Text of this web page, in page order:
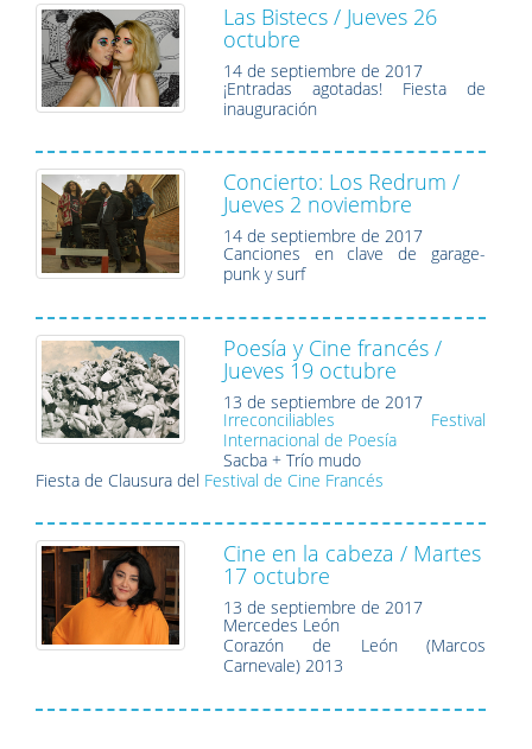
Las Bistecs / Jueves 26
octubre
14 de septiembre de 2017
¡Entradas agotadas! Fiesta de
inauguración
Concierto: Los Redrum /
Jueves 2 noviembre
14 de septiembre de 2017
Canciones en clave de garage-
punk y surf
Poesía y Cine francés /
Jueves 19 octubre
13 de septiembre de 2017
Irreconciliables Festival
Internacional de Poesía
Sacba + Trío mudo
Fiesta de Clausura del Festival de Cine Francés
Cine en la cabeza / Martes
17 octubre
13 de septiembre de 2017
Mercedes León
Corazón de León (Marcos
Carnevale) 2013